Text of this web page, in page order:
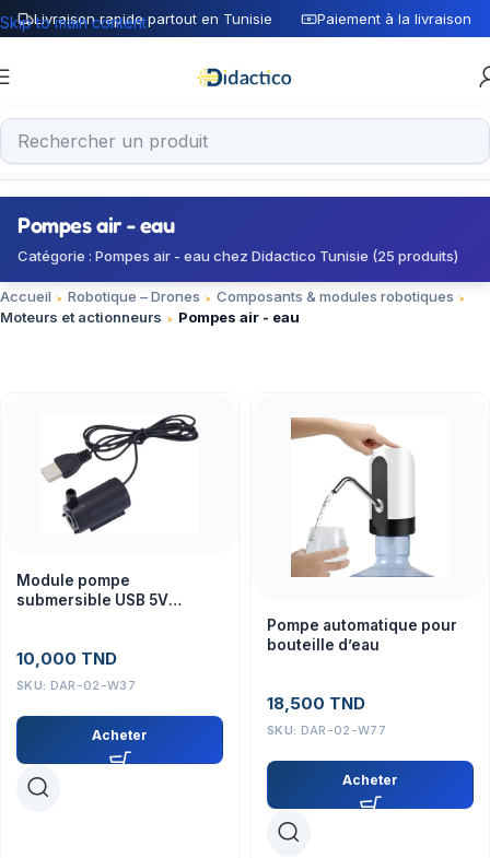
Livraison rapide partout en Tunisie Paiement à la livraison
Skip to main content
Pompes air - eau
Catégorie : Pompes air - eau chez Didactico Tunisie (25 produits)
Accueil Robotique – Drones
Composants & modules robotiques
Moteurs et actionneurs
Pompes air - eau
Module pompe
submersible USB 5V
10,000 TND
SKU: DAR-02-W37
Acheter
Pompe automatique pour
bouteille d’eau
18,500 TND
SKU: DAR-02-W77
Acheter